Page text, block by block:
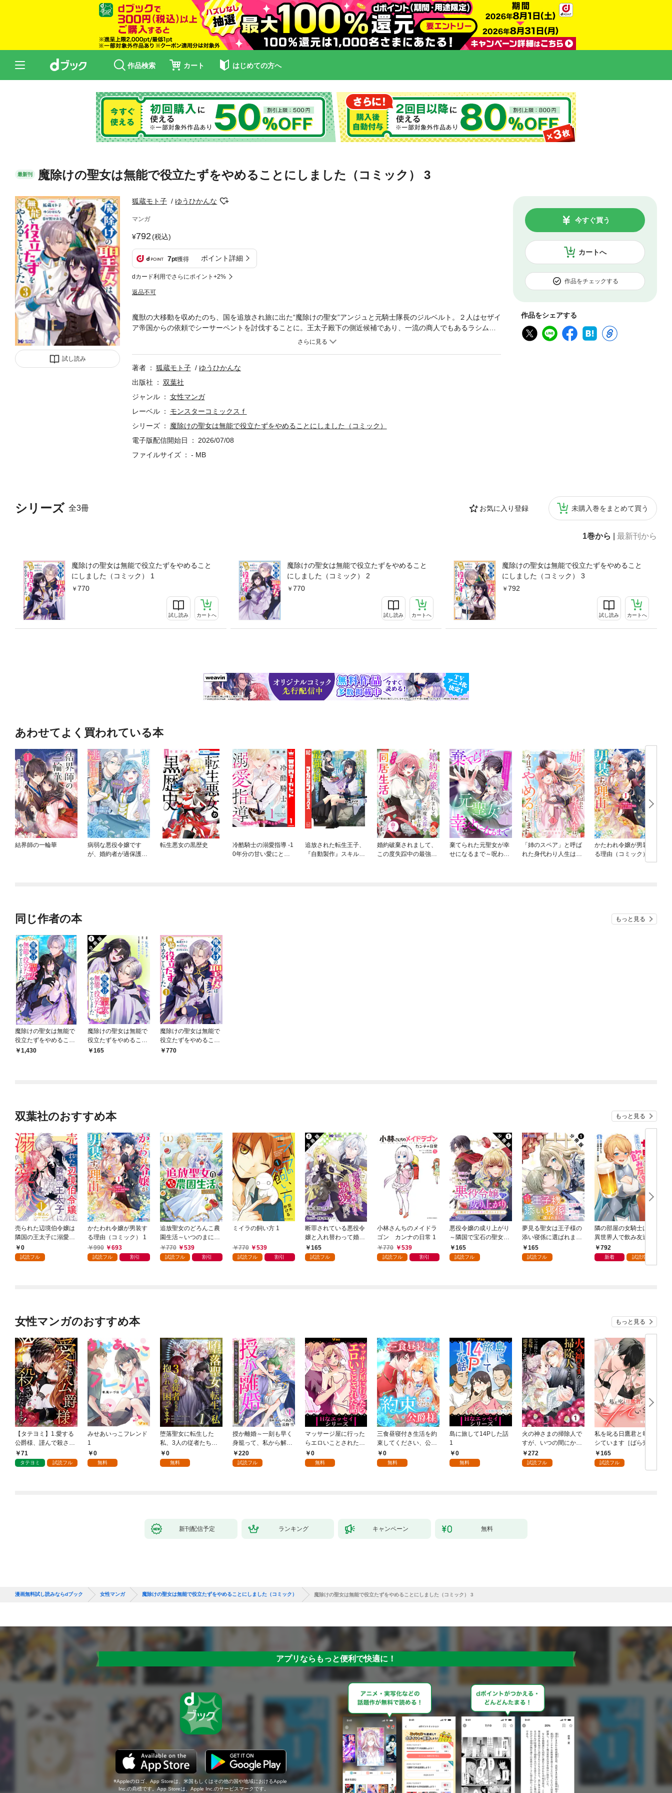
作品検索 カート はじめての方へ
最新刊 魔除けの聖女は無能で役立たずをやめることにしました（コミック） 3
試し読み
狐蔵モト子 ゆうひかんな
マンガ
792(税込)
7pt獲得 ポイント詳細
dカード利用でさらにポイント+2%
返品不可
カートへ
今すぐ買う
作品をチェックする
作品をシェアする
シリーズ 全3冊 お気に入り登録 未購入巻をまとめて買う
1巻から 最新刊から
魔除けの聖女は無能で役立たずをやめること
にしました（コミック） 1
770
試し読み カートへ
魔除けの聖女は無能で役立たずをやめること
にしました（コミック） 2
770
試し読み カートへ
魔除けの聖女は無能で役立たずをやめること
にしました（コミック） 3
792
試し読み カートへ
魔獣の大移動を収めたのち、国を追放され旅に出た“魔除けの聖女”アンジュと元騎士隊長のジルベルト。２人はセザイ
ア帝国からの依頼でシーサーペントを討伐することに。王太子殿下の側近候補であり、一流の商人でもあるラシムー
ルも珍しい魔物の素材を得るため、討伐に協力することになる。当初はアンジュに敵対心むき出しのラシムールだっ
著者 狐蔵モト子
ゆうひかんな
出版社
双葉社
ジャンル
女性マンガ
レーベル
モンスターコミックスｆ
シリーズ
魔除けの聖女は無能で役立たずをやめることにしました（コミック）
電子版配信開始日
2026/07/08
ファイルサイズ
- MB
あわせてよく買われている本
結界師の一輪華
病弱な悪役令嬢です
が、婚約者が過保護す
転生悪女の黒歴史
冷酷騎士の溺愛指導 -1
0年分の甘い愛にとろ
追放された転生王子、
『自動製作』スキルで
婚約破棄されまして、
この度失踪中の最強魔
棄てられた元聖女が幸
せになるまで～呪われ
「姉のスペア」と呼ば
れた身代わり人生は、
かたわれ令嬢が男装す
る理由（コミック）
同じ作者の本 もっと見る
魔除けの聖女は無能で
役立たずをやめること
にしました（ノベル）
1,430
魔除けの聖女は無能で
役立たずをやめること
にしました（コミッ
165
魔除けの聖女は無能で
役立たずをやめること
にしました（コミッ
770
双葉社のおすすめ本 もっと見る
売られた辺境伯令嬢は
隣国の王太子に溺愛さ
れる 1
0
試読フル
かたわれ令嬢が男装す
る理由（コミック） 1
990
693
試読フル 割引
追放聖女のどろんこ農
園生活～いつのまにか
隣国を救ってしまいま
した～（コミック） 1
770 539
試読フル 割引
ミイラの飼い方 1
770 539
試読フル 割引
断罪されている悪役令
嬢と入れ替わって婚約
者たちをぶっ飛ばした
ら、溺愛が待っていま
165
試読フル
小林さんちのメイドラ
ゴン カンナの日常 1
770
539
試読フル 割引
悪役令嬢の成り上がり
～隣国で宝石の聖女と
呼ばれるまで～（コミ
ック） 分冊版 1
165
試読フル
夢見る聖女は王子様の
添い寝係に選ばれまし
た（コミック） 分冊版
1
165
試読フル
隣の部屋の女騎士は、
異世界人で飲み友達
（コミック） 1
792
新着 試読増量
女性マンガのおすすめ本 もっと見る
【タテヨミ】1.愛する
公爵様、謹んで殺させ
ていただきます！
71
タテヨミ 試読フル
みせあいっこフレンド
1
0
無料
堕落聖女に転生した
私、3人の従者たちに
抱かれて困ってます 第
1話
0
無料
授か離婚～一刻も早く
身籠って、私から解放
してさしあげます！1
220
試読フル
マッサージ屋に行った
らエロいことされた話
1 0
無料
三食昼寝付き生活を約
束してください、公爵
様 1話
0
無料
島に旅して14Pした話
1
0
無料
火の神さまの掃除人で
すが、いつの間にか花
嫁として溺愛されてい
ます【単話】（１）
272
試読フル
私を叱る日鷹君と毎晩
シています［ばら売
り］ 第1話
165
試読フル
新刊配信予定 ランキング キャンペーン 無料
漫画無料試し読みならdブック 女性マンガ 魔除けの聖女は無能で役立たずをやめることにしました（コミック） 魔除けの聖女は無能で役立たずをやめることにしました（コミック） 3
アプリならもっと便利で快適に！
Appleのロゴ、App Storeは、米国もしくはその他の国や地域におけるApple
Inc.の商標です。App Storeは、Apple Inc.のサービスマークです。